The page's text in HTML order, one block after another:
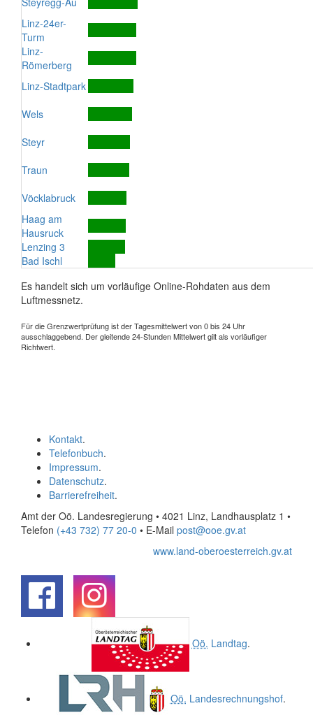
Linz-24er-
Turm
Linz-
Römerberg
Linz-Stadtpark
Wels
Steyr
Traun
Vöcklabruck
Haag am
Hausruck
Lenzing 3
Bad Ischl
Es handelt sich um vorläufige Online-Rohdaten aus dem
Luftmessnetz.
Für die Grenzwertprüfung ist der Tagesmittelwert von 0 bis 24 Uhr
ausschlaggebend. Der gleitende 24-Stunden Mittelwert gilt als vorläufiger
Richtwert.
Kontakt.
Telefonbuch.
Impressum.
Datenschutz.
Barrierefreiheit.
Amt der Oö. Landesregierung • 4021 Linz, Landhausplatz 1 •
Telefon (+43 732) 77 20-0 • E-Mail post@ooe.gv.at
www.land-oberoesterreich.gv.at
Oö. Landtag.
Oö. Landesrechnungshof.